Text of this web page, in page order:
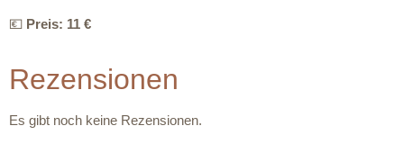
💶 Preis: 11 €
Rezensionen
Es gibt noch keine Rezensionen.